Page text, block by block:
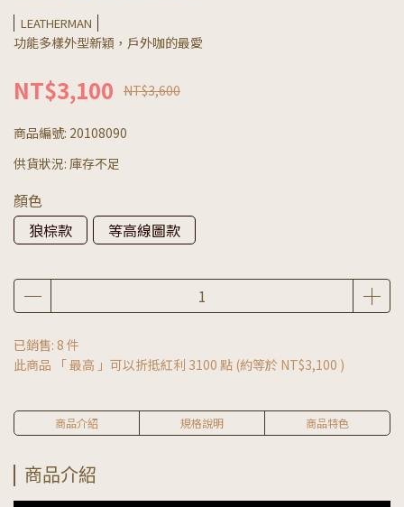
LEATHERMAN
功能多樣外型新穎，戶外咖的最愛
NT$3,100 NT$3,600
商品編號: 20108090
供貨狀況: 庫存不足
顏色
狼棕款
等高線圖款
已銷售: 8 件
此商品 「 最高 」可以折抵紅利 3100 點 (約等於 NT$3,100 )
商品介紹 規格說明 商品特色
商品介紹